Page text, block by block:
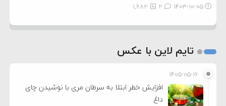
۱۴۰۳-۱۰-۰۵ 1,682
تایم لاین با عکس
۱۴۰۵-۰۵-۱۶
افزایش خطر ابتلا به سرطان مری با نوشیدن چای
داغ